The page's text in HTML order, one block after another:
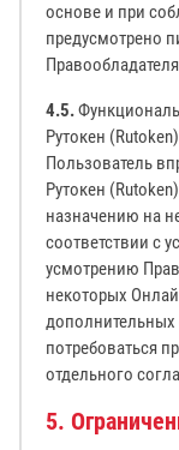
основе и при
предусмотрено
4.5.
Рутокен (Rutoken)
Пользователь
Рутокен
назначению на
соответствии с
усмотрению
некоторых
потребоваться
отдельного
5.